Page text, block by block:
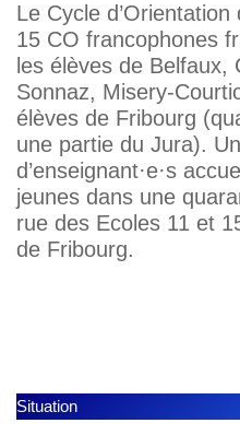
Le Cycle
15 CO francophones
les élèves de Belfaux,
Sonnaz, Misery-
élèves de Fribourg
une partie du Jura).
d’enseignant·e·s
jeunes dans une
rue des Ecoles 11 et
de Fribourg.
Situation